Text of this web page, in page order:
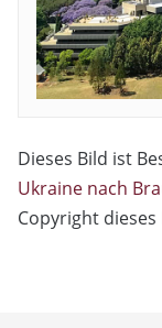
Dieses Bild ist
Ukraine nach
Copyright dieses